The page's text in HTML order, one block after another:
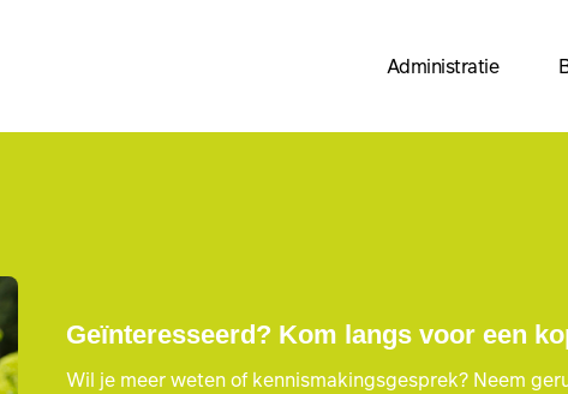
Administratie
Geïnteresseerd? Kom langs voor een
Wil je meer weten of kennismakingsgesprek? Neem